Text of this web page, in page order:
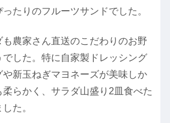
たりのフルーツサンドでした。
農家さん直送のこだわりのお野
した。特に自家製ドレッシング
新玉ねぎマヨネーズが美味しか
らかく、サラダ山盛り2皿食べた
た。